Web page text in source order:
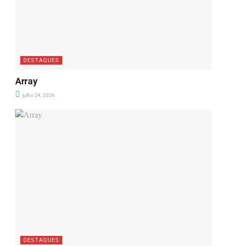
DESTAQUES
Array
julho 24, 2026
DESTAQUES